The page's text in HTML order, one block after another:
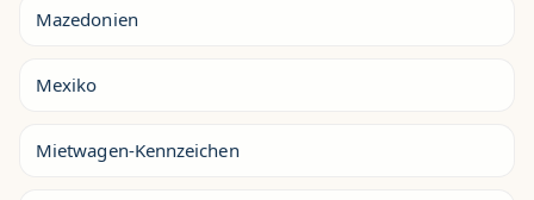
Mazedonien
Mexiko
Mietwagen-Kennzeichen